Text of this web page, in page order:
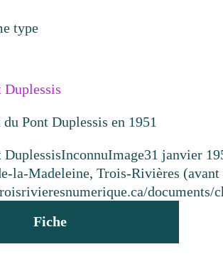
type
Duplessis
Pont Duplessis en 1951
DuplessisInconnuImage31 janvier
la-Madeleine, Trois-Rivières
documents/
Fiche